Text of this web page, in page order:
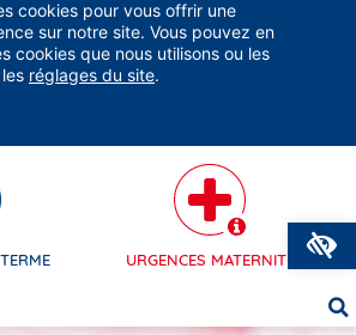
URGENCES MATERNITÉ
cookies pour vous offrir une
sur notre site. Vous pouvez en
cookies que nous utilisons ou les
réglages du site.